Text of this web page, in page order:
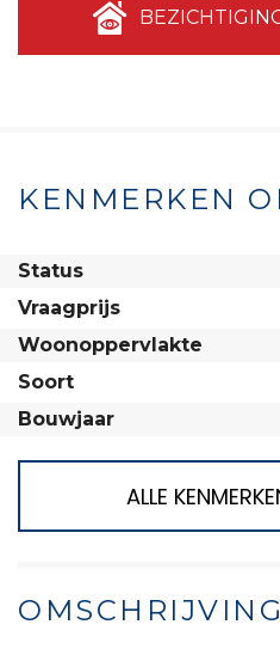
KENMERKEN
Status
Vraagprijs
Woonoppervlakte
Soort
Bouwjaar
ALLE
OMSCHRIJVING